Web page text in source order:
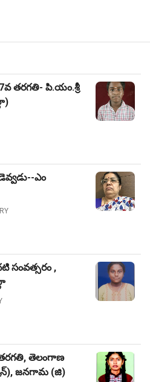
తరగతి- పి.యం.శ్రీ
ఎం
సంవత్సరం ,
తరగతి, తెలంగాణ
జనగామ (జి)